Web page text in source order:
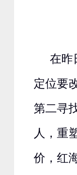
在昨
定位要
第二寻
人，重
价，红